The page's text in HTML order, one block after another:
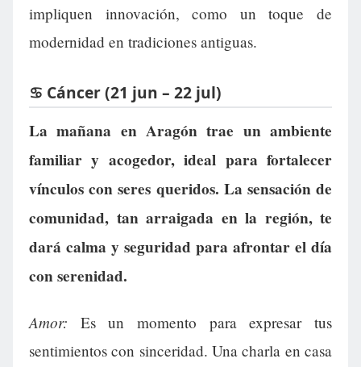
impliquen innovación, como un toque de
modernidad en tradiciones antiguas.
♋ Cáncer (21 jun – 22 jul)
La mañana en Aragón trae un ambiente
familiar y acogedor, ideal para fortalecer
vínculos con seres queridos. La sensación de
comunidad, tan arraigada en la región, te
dará calma y seguridad para afrontar el día
con serenidad.
Amor: Es un momento para expresar tus
sentimientos con sinceridad. Una charla en casa